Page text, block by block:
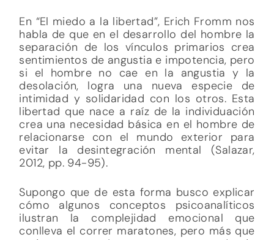
En “El miedo a la libertad”, Erich Fromm nos
habla de que en el desarrollo del hombre la
separación de los vínculos primarios crea
sentimientos de angustia e impotencia, pero
si el hombre no cae en la angustia y la
desolación, logra una nueva especie de
intimidad y solidaridad con los otros. Esta
libertad que nace a raíz de la individuación
crea una necesidad básica en el hombre de
relacionarse con el mundo exterior para
evitar la desintegración mental (Salazar,
2012, pp. 94-95).
Supongo que de esta forma busco explicar
cómo algunos conceptos psicoanalíticos
ilustran la complejidad emocional que
conlleva el correr maratones, pero más que